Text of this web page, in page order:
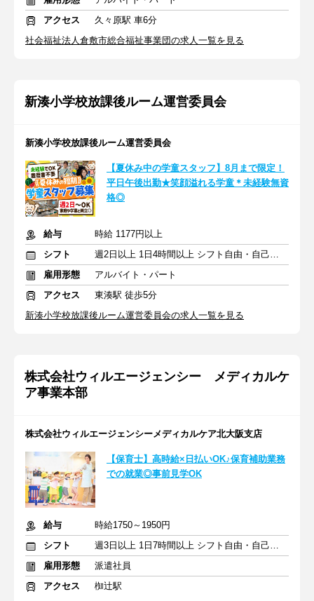
アクセス
久々原駅 車6分
社会福祉法人倉敷市総合福祉事業団の求人一覧を見る
新湊小学校放課後ルーム運営委員会
新湊小学校放課後ルーム運営委員会
【夏休み中の学童スタッフ】8月まで限定！
平日午後出勤★笑顔溢れる学童＊未経験無資
格◎
給与
時給 1177円以上
シフト
週2日以上 1日4時間以上 シフト自由・自己申告
雇用形態
アルバイト・パート
アクセス
東湊駅 徒歩5分
新湊小学校放課後ルーム運営委員会の求人一覧を見る
株式会社ウィルエージェンシー メディカルケ
ア事業本部
株式会社ウィルエージェンシーメディカルケア北大阪支店
【保育士】高時給×日払いOK♪保育補助業務
での就業◎事前見学OK
給与
時給1750～1950円
シフト
週3日以上 1日7時間以上 シフト自由・自己申告
雇用形態
派遣社員
アクセス
椥辻駅